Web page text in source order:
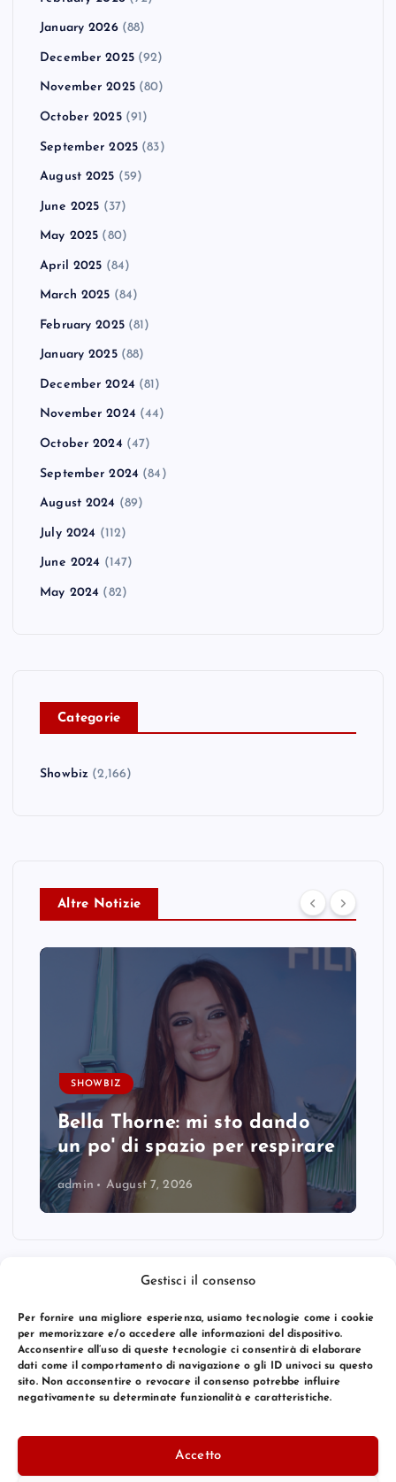
Gestisci il consenso
Per fornire una migliore esperienza, usiamo tecnologie come i cookie
per memorizzare e/o accedere alle informazioni del dispositivo.
Acconsentire all’uso di queste tecnologie ci consentirà di elaborare
dati come il comportamento di navigazione o gli ID univoci su questo
sito. Non acconsentire o revocare il consenso potrebbe influire
negativamente su determinate funzionalità e caratteristiche.
Accetto
January 2026(88)
December 2025(92)
November 2025(80)
October 2025(91)
September 2025 (83)
August 2025 (59)
June 2025 (37)
May 2025 (80)
April 2025 (84)
March 2025 (84)
February 2025(81)
January 2025(88)
December 2024 (81)
November 2024 (44)
October 2024 (47)
September 2024 (84)
August 2024 (89)
July 2024 (112)
June 2024 (147)
May 2024 (82)
Categorie
Showbiz (2,166)
Altre Notizie
SHOWBIZ
Bella Thorne: mi sto dando
un po' di spazio per respirare
admin August 7, 2026